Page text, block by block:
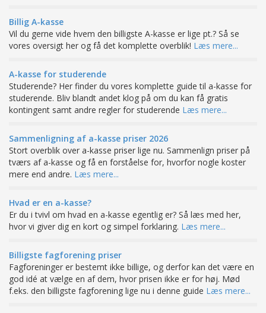
Billig A-kasse
Vil du gerne vide hvem den billigste A-kasse er lige pt.? Så se
vores oversigt her og få det komplette overblik! Læs mere...
A-kasse for studerende
Studerende? Her finder du vores komplette guide til a-kasse for
studerende. Bliv blandt andet klog på om du kan få gratis
kontingent samt andre regler for studerende Læs mere...
Sammenligning af a-kasse priser 2026
Stort overblik over a-kasse priser lige nu. Sammenlign priser på
tværs af a-kasse og få en forståelse for, hvorfor nogle koster
mere end andre. Læs mere...
Hvad er en a-kasse?
Er du i tvivl om hvad en a-kasse egentlig er? Så læs med her,
hvor vi giver dig en kort og simpel forklaring. Læs mere...
Billigste fagforening priser
Fagforeninger er bestemt ikke billige, og derfor kan det være en
god idé at vælge en af dem, hvor prisen ikke er for høj. Mød
f.eks. den billigste fagforening lige nu i denne guide Læs mere...